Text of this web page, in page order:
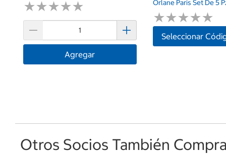
★★★★★
★★★★★
Agregar
Orlane Paris Set De 5
★★★★★
★★★★★
Seleccionar
Otros Socios También